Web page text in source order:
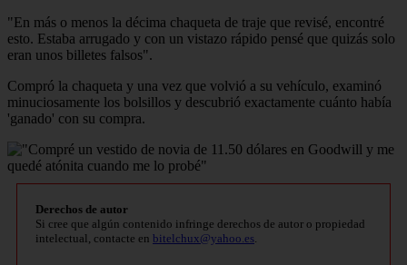
"En más o menos la décima chaqueta de traje que revisé, encontré
esto. Estaba arrugado y con un vistazo rápido pensé que quizás solo
eran unos billetes falsos".
Compró la chaqueta y una vez que volvió a su vehículo, examinó
minuciosamente los bolsillos y descubrió exactamente cuánto había
'ganado' con su compra.
Derechos de autor
Si cree que algún contenido infringe derechos de autor o propiedad
intelectual, contacte en bitelchux@yahoo.es